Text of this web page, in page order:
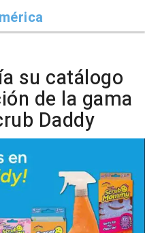
mérica
su catálogo
de la gama
Daddy